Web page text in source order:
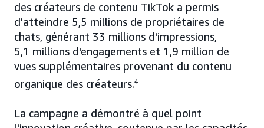
des créateurs de contenu TikTok a permis
d'atteindre 5,5 millions de propriétaires de
chats, générant 33 millions d'impressions,
5,1 millions d'engagements et 1,9 million de
vues supplémentaires provenant du contenu
organique des créateurs.4
La campagne a démontré à quel point